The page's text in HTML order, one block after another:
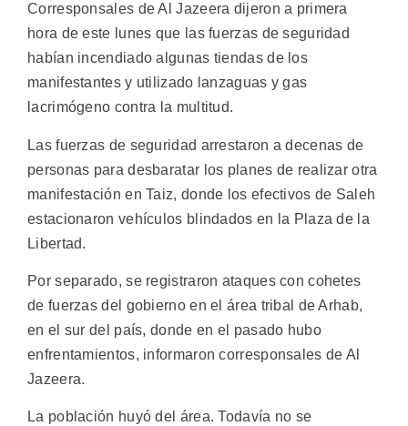
Corresponsales de Al Jazeera dijeron a primera
hora de este lunes que las fuerzas de seguridad
habían incendiado algunas tiendas de los
manifestantes y utilizado lanzaguas y gas
lacrimógeno contra la multitud.
Las fuerzas de seguridad arrestaron a decenas de
personas para desbaratar los planes de realizar otra
manifestación en Taiz, donde los efectivos de Saleh
estacionaron vehículos blindados en la Plaza de la
Libertad.
Por separado, se registraron ataques con cohetes
de fuerzas del gobierno en el área tribal de Arhab,
en el sur del país, donde en el pasado hubo
enfrentamientos, informaron corresponsales de Al
Jazeera.
La población huyó del área. Todavía no se